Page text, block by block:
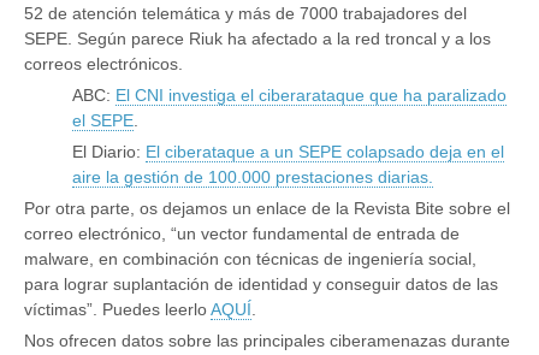
52 de atención telemática y más de 7000 trabajadores del
SEPE. Según parece Riuk ha afectado a la red troncal y a los
correos electrónicos.
ABC: El CNI investiga el ciberarataque que ha paralizado
el SEPE
El Diario: El ciberataque a un SEPE colapsado deja en el
aire la gestión de 100.000 prestaciones diarias.
Por otra parte, os dejamos un enlace de la Revista Bite sobre el
correo electrónico, “un vector fundamental de entrada de
malware, en combinación con técnicas de ingeniería social,
para lograr suplantación de identidad y conseguir datos de las
víctimas”. Puedes leerloAQUÍ
Nos ofrecen datos sobre las principales ciberamenazas durante